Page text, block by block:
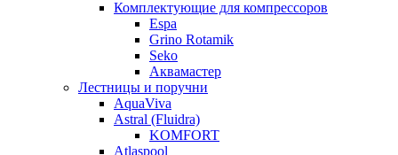
Комплектующие для компрессоров
Espa
Grino Rotamik
Seko
Аквамастер
Лестницы и поручни
AquaViva
Astral (Fluidra)
KOMFORT
Atlaspool